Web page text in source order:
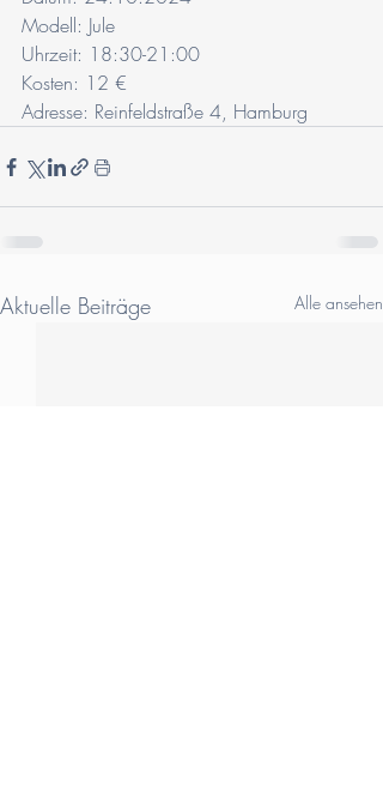
Modell: Jule
Uhrzeit: 18:30-21:00
Kosten: 12 €
Adresse: Reinfeldstraße 4, Hamburg
Aktuelle Beiträge Alle ansehen